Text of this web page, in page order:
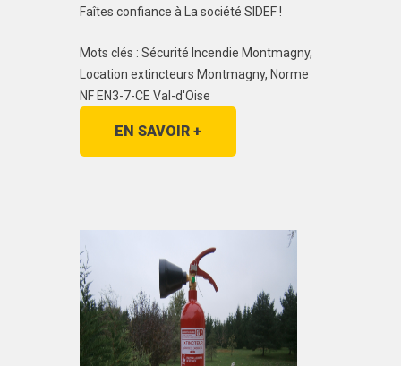
Faîtes confiance à La société SIDEF !
Mots clés : Sécurité Incendie Montmagny,
Location extincteurs Montmagny, Norme
NF EN3-7-CE Val-d'Oise
EN SAVOIR +